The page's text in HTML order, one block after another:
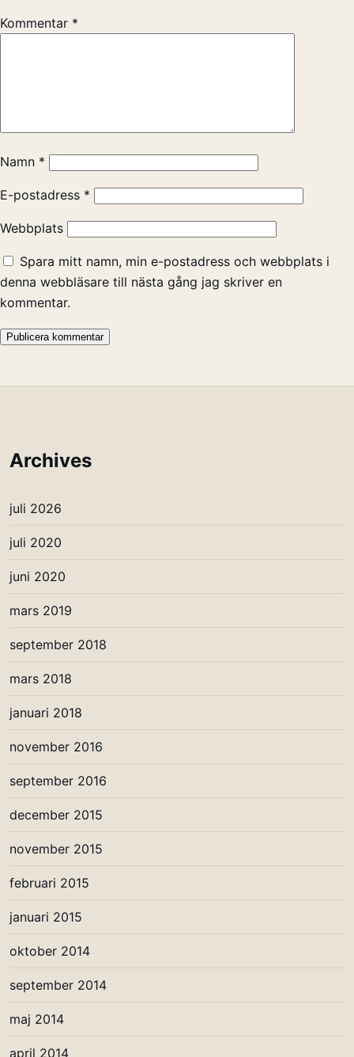
Kommentar *
Namn *
E-postadress *
Webbplats
Spara mitt namn, min e-postadress och webbplats i
denna webbläsare till nästa gång jag skriver en
kommentar.
Archives
juli 2026
juli 2020
juni 2020
mars 2019
september 2018
mars 2018
januari 2018
november 2016
september 2016
december 2015
november 2015
februari 2015
januari 2015
oktober 2014
september 2014
maj 2014
april 2014